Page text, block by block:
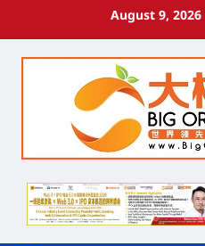
August 9, 2026